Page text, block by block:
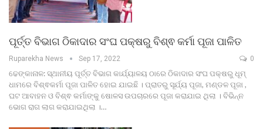
ପୂର୍ତ୍ତ ବିଭାଗ ଠିକାଦାର ସଂଘ ପକ୍ଷରୁ ବିଶ୍ଵ କର୍ମା ପୂଜା ପାଳିତ
Ruparekha News Sep 17, 2022 0
ଢେଙ୍କାନାଳ: ସ୍ଥାନୀୟ ପୂର୍ତ୍ତ ବିଭାଗ କାର୍ଯ୍ୟାଳୟ ଠାରେ ଠିକାଦାର ସଂଘ ପକ୍ଷରୁ ଧୂମ୍
ଧାମରେ ବିଶ୍ଵକର୍ମା ପୂଜା ପାଳିତ ହୋଇ ଯାଇଛି । ପ୍ରାତରୁ ସୂର୍ଯ୍ୟ ପୂଜା, ମଣ୍ଡଳ ପୂଜା ,
ଘଟ ଆବାହନ ଓ ବିଶ୍ଵ କର୍ମାଙ୍କୁ ଷୋଳସ ଉପଚାରରେ ପୂଜା କରାଯାଇ ଥିଲା । ବିଭିନ୍ନ
ଭୋଗ ରାଗ ଲାଗ କରାଯାଇଥିଲା ।…